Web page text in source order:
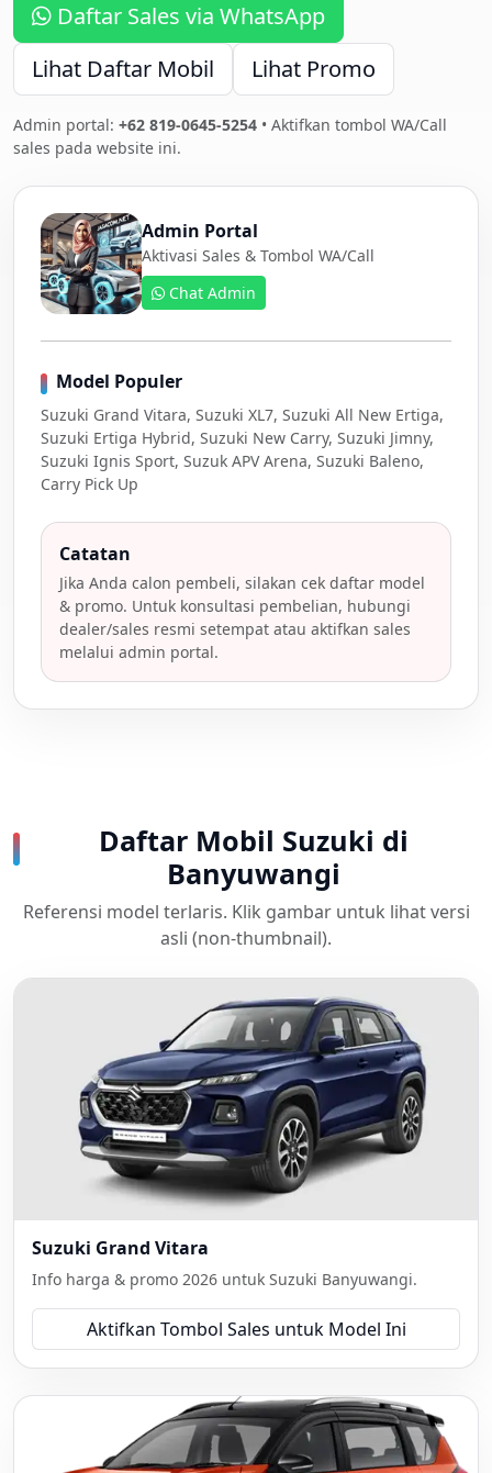
Daftar Sales via WhatsApp
Lihat Daftar Mobil
Lihat Promo
Admin portal: +62 819-0645-5254 • Aktifkan tombol WA/Call
sales pada website ini.
Admin Portal
Aktivasi Sales & Tombol WA/Call
Chat Admin
Model Populer
Suzuki Grand Vitara, Suzuki XL7, Suzuki All New Ertiga,
Suzuki Ertiga Hybrid, Suzuki New Carry, Suzuki Jimny,
Suzuki Ignis Sport, Suzuk APV Arena, Suzuki Baleno,
Carry Pick Up
Catatan
Jika Anda calon pembeli, silakan cek daftar model
& promo. Untuk konsultasi pembelian, hubungi
dealer/sales resmi setempat atau aktifkan sales
melalui admin portal.
Daftar Mobil Suzuki di
Banyuwangi
Referensi model terlaris. Klik gambar untuk lihat versi
asli (non-thumbnail).
Suzuki Grand Vitara
Info harga & promo 2026 untuk Suzuki Banyuwangi.
Aktifkan Tombol Sales untuk Model Ini